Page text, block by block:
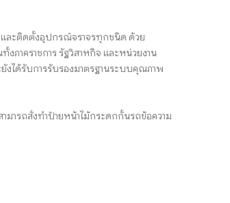
ละติดตั้งอุปกรณ์จราจรทุกชนิด ด้วย
งภาคราชการ รัฐวิสาหกิจ และหน่วยงาน
งได้รับการรับรองมาตรฐานระบบคุณภาพ
ารถสั่งทำป้ายหน้าไม้กระดกกั้นรถข้อความ